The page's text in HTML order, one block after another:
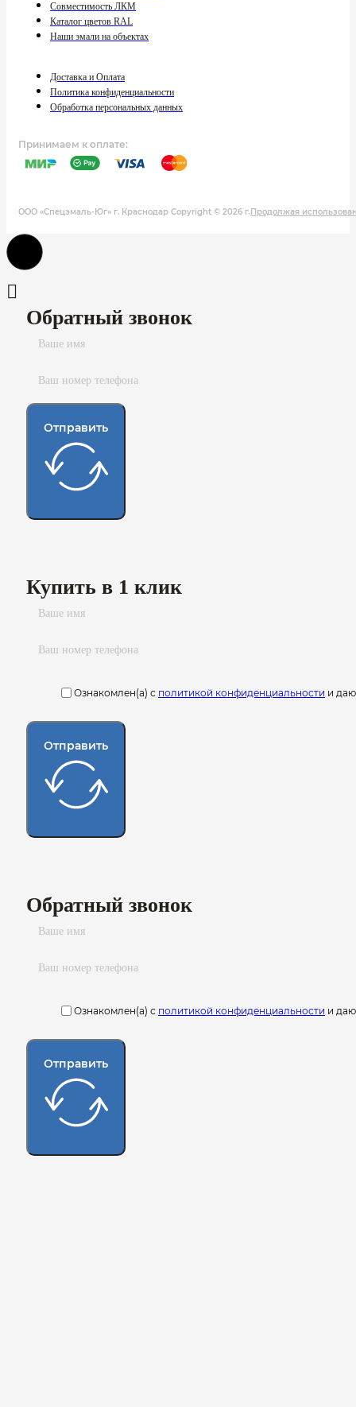
Совместимость ЛКМ
Каталог цветов RAL
Наши эмали на объектах
Доставка и Оплата
Политика конфиденциальности
Обработка персональных данных
Принимаем к оплате:
ООО «Спецэмаль-Юг» г. Краснодар Copyright © 2026 г.Продолжая
Обратный звонок
Отправить
Купить в 1 клик
Ознакомлен(а) с политикой конфиденциальности и
Отправить
Обратный звонок
Ознакомлен(а) с политикой конфиденциальности и
Отправить